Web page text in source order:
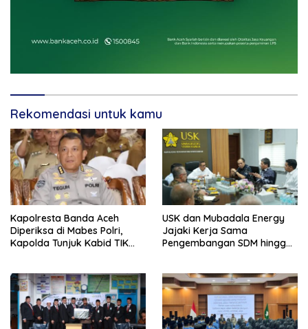
Rekomendasi untuk kamu
Kapolresta Banda Aceh
Diperiksa di Mabes Polri,
Kapolda Tunjuk Kabid TIK
USK dan Mubadala Energy
Jajaki Kerja Sama
Pengembangan SDM hingga